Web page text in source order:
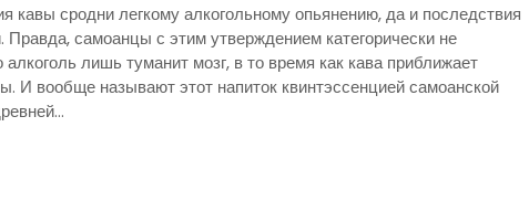
сродни легкому алкогольному опьянению, да и последствия
самоанцы с этим утверждением категорически не
лишь туманит мозг, в то время как кава приближает
И вообще называют этот напиток квинтэссенцией самоанской